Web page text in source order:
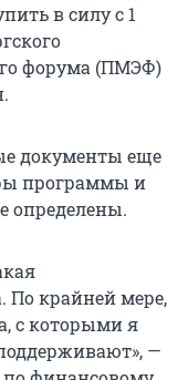
в силу с 1
форума (ПМЭФ)
документы еще
программы и
определены.
По крайней мере,
с которыми я
—